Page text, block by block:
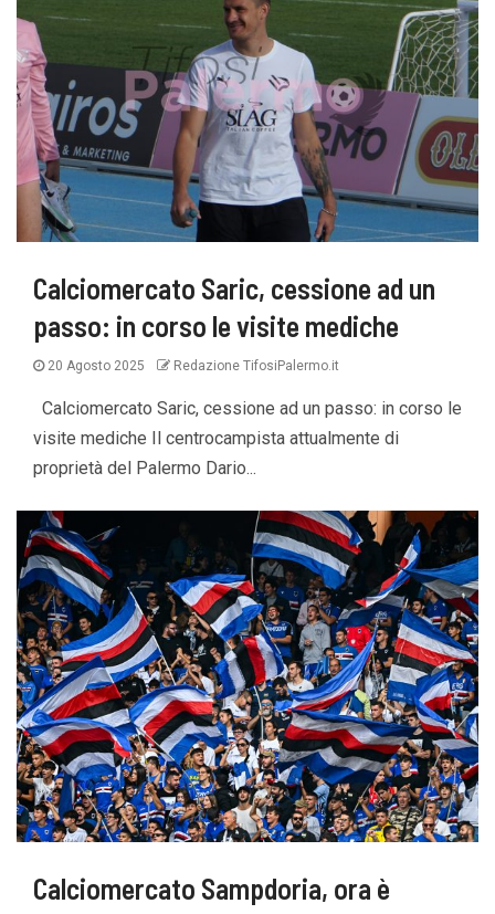
Calciomercato Saric, cessione ad un
passo: in corso le visite mediche
20 Agosto 2025 Redazione TifosiPalermo.it
Calciomercato Saric, cessione ad un passo: in corso le
visite mediche Il centrocampista attualmente di
proprietà del Palermo Dario...
Calciomercato Sampdoria, ora è